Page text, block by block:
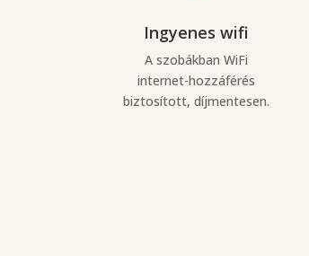
Ingyenes wifi
A szobákban WiFi
internet-hozzáférés
biztosított, díjmentesen.